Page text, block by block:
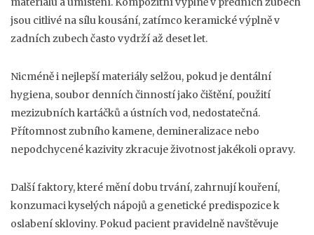
jsou citlivé na sílu kousání, zatímco keramické výplně v
zadních zubech často vydrží až deset let.
Nicméně i nejlepší materiály selžou, pokud je dentální
hygiena, soubor denních činností jako čištění, použití
mezizubních kartáčků a ústních vod, nedostatečná.
Přítomnost zubního kamene, demineralizace nebo
nepodchycené kazivity zkracuje životnost jakékoli opravy.
Další faktory, které mění dobu trvání, zahrnují kouření,
konzumaci kyselých nápojů a genetické predispozice k
oslabení skloviny. Pokud pacient pravidelně navštěvuje